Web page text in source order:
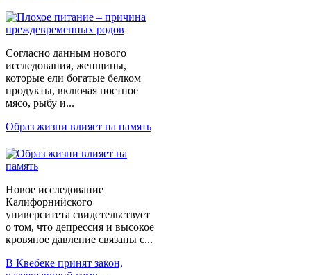
Согласно данным нового
исследования, женщины,
которые ели богатые белком
продукты, включая постное
мясо, рыбу и...
Образ жизни влияет на память
Новое исследование
Калифорнийского
университета свидетельствует
о том, что депрессия и высокое
кровяное давление связаны с...
В Квебеке принят закон,